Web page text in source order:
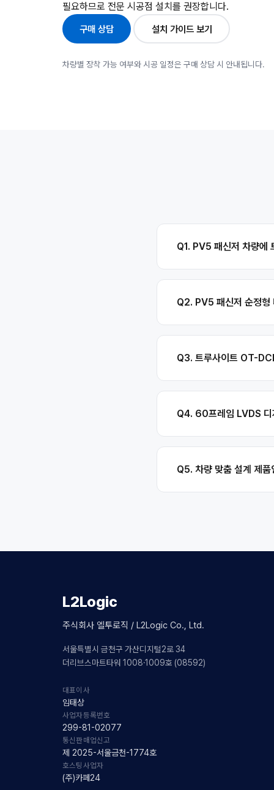
필요하므로 전문 시공점 설치를 권장합니다.
구매 상담
설치 가이드 보기
차량별 장착 가능 여부와 시공 일정은 구매 상담 시 안내됩니다.
Q1. PV5 패신저 차량에
Q2. PV5 패신저 순정형
Q3. 트루사이트 OT-
Q4. 60프레임 LVDS 디
Q5. 차량 맞춤 설계 제품
L2Logic
주식회사 엘투로직 / L2Logic Co., Ltd.
서울특별시 금천구 가산디지털2로 34
더리브스마트타워 1008·1009호 (08592)
대표이사
임태상
사업자등록번호
299-81-02077
통신판매업신고
제 2025-서울금천-1774호
호스팅사업자
(주)카페24